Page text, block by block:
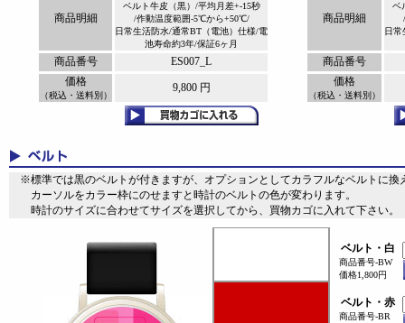
商品明細
ベルト牛皮（黒）/平均月差+-15秒
/作動温度範囲-5℃から+50℃/
日常生活防水/通常BT（電池）仕様/電
池寿命約3年/保証6ヶ月
商品明細
ベ
日常
商品番号 ES007_L
商品番号
価格
（税込・送料別）
9,800 円 価格
（税込・送料別）
※標準では黒のベルトが付きますが、オプションとしてカラフルなベルトに換
カーソルをカラー枠にのせますと時計のベルトの色が変わります。
時計のサイズに合わせてサイズを選択してから、買物カゴに入れて下さい。
ベルト・白
商品番号-BW
価格1,800円
ベルト・赤
商品番号-BR